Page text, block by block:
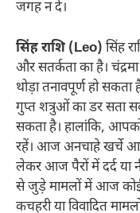
जगह न दें।
सिंह राशि (Leo) सिंह
और सतर्कता का है।
थोड़ा तनावपूर्ण हो
गुप्त शत्रुओं का डर सता
सकता है। हालांकि,
रहें। आज अनचाहे खर्चे
लेकर आज पैरों में दर्द या
से जुड़े मामलों में आज
कचहरी या विवादित